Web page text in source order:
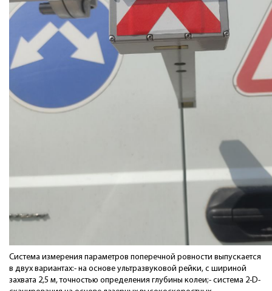
Система измерения параметров поперечной ровности выпускается
в двух вариантах:- на основе ультразвуковой рейки, с шириной
захвата 2,5 м, точностью определения глубины колеи;- система 2-D-